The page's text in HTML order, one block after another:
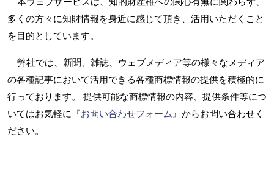
多くの方々に知財情報を身近に感じて頂き、活用いただくこと
を目的としています。
弊社では、新聞、雑誌、ウェブメディア等の様々なメディア
の各種記事において活用できる各種商標情報の提供を積極的に
行っております。 提供可能な商標情報の内容、提供条件等につ
いてはお気軽に『お問い合わせフォーム』からお問い合わせく
ださい。